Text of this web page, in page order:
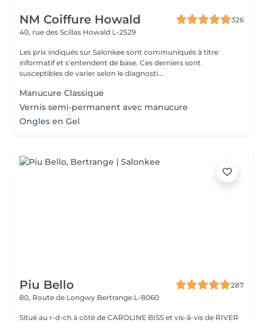
NM Coiffure Howald
326
40, rue des Scillas Howald L-2529
Les prix indiqués sur Salonkee sont communiqués à titre
informatif et s'entendent de base. Ces derniers sont
susceptibles de varier selon le diagnosti...
Manucure Classique
Vernis semi-permanent avec manucure
Ongles en Gel
Piu Bello
287
80, Route de Longwy Bertrange L-8060
Situé au r-d-ch à côté de CAROLINE BISS et vis-â-vis de RIVER